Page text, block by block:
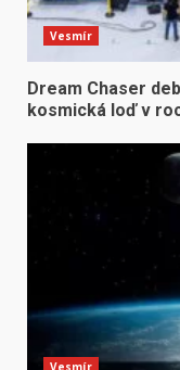
Vesmír
Dream Chaser
kosmická loď v